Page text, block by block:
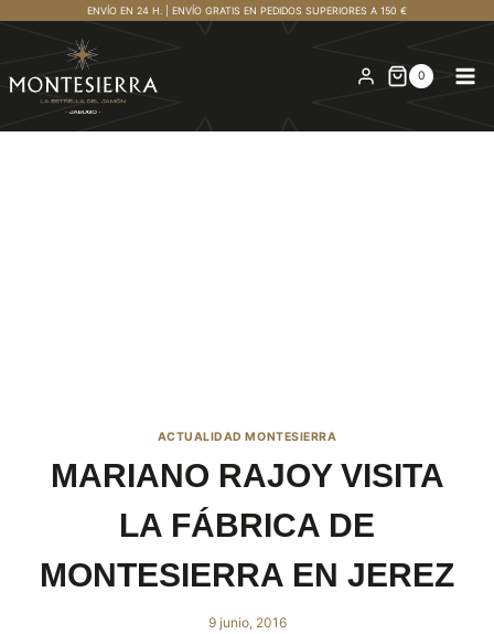
contenido
ENVÍO EN 24 H. | ENVÍO GRATIS EN PEDIDOS SUPERIORES A 150 €
0
ACTUALIDAD MONTESIERRA
MARIANO RAJOY VISITA
LA FÁBRICA DE
MONTESIERRA EN JEREZ
9 junio, 2016